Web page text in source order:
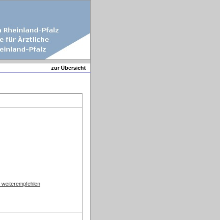
zur Übersicht
weiterempfehlen